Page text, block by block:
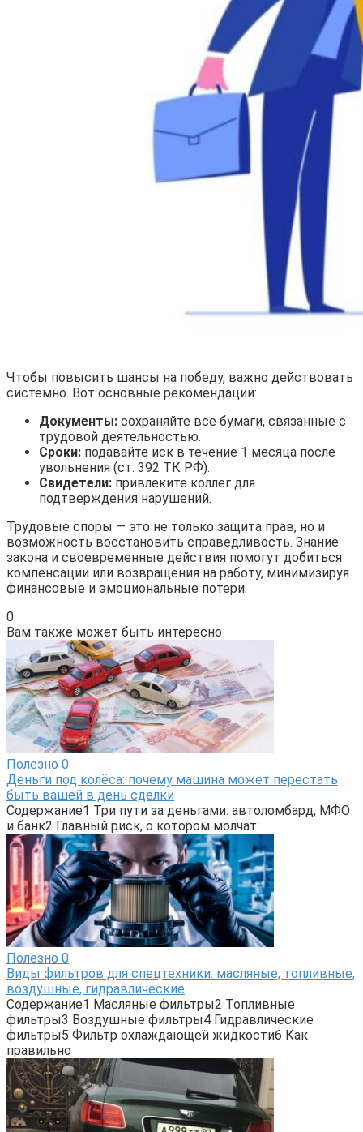
Чтобы повысить шансы на победу, важно действовать
системно. Вот основные рекомендации:
Документы: сохраняйте все бумаги, связанные с
трудовой деятельностью.
Сроки: подавайте иск в течение 1 месяца после
увольнения (ст. 392 ТК РФ).
Свидетели: привлеките коллег для
подтверждения нарушений.
Трудовые споры — это не только защита прав, но и
возможность восстановить справедливость. Знание
закона и своевременные действия помогут добиться
компенсации или возвращения на работу, минимизируя
финансовые и эмоциональные потери.
0
Вам также может быть интересно
Полезно 0
Деньги под колёса: почему машина может перестать
быть вашей в день сделки
Содержание1 Три пути за деньгами: автоломбард, МФО
и банк2 Главный риск, о котором молчат:
Полезно 0
Виды фильтров для спецтехники: масляные, топливные,
воздушные, гидравлические
Содержание1 Масляные фильтры2 Топливные
фильтры3 Воздушные фильтры4 Гидравлические
фильтры5 Фильтр охлаждающей жидкости6 Как
правильно